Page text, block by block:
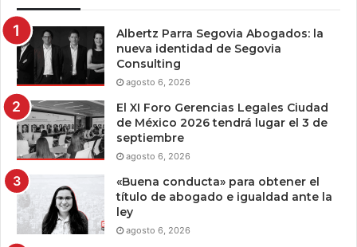
Albertz Parra Segovia Abogados: la
nueva identidad de Segovia
Consulting
agosto 6, 2026
El XI Foro Gerencias Legales Ciudad
de México 2026 tendrá lugar el 3 de
septiembre
agosto 6, 2026
«Buena conducta» para obtener el
título de abogado e igualdad ante la
ley
agosto 6, 2026